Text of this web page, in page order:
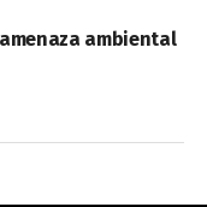
ambiental